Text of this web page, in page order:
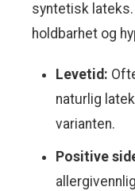
syntetisk
holdbarhet og
Levetid:
naturlig
varianten.
Positive